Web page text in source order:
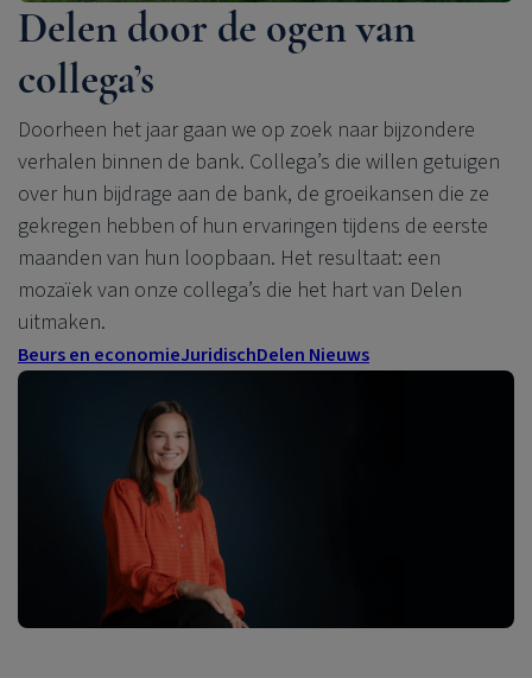
Delen door de ogen van
collega’s
Doorheen het jaar gaan we op zoek naar bijzondere
verhalen binnen de bank. Collega’s die willen getuigen
over hun bijdrage aan de bank, de groeikansen die ze
gekregen hebben of hun ervaringen tijdens de eerste
maanden van hun loopbaan. Het resultaat: een
mozaïek van onze collega’s die het hart van Delen
uitmaken.
Beurs en economieJuridischDelen Nieuws